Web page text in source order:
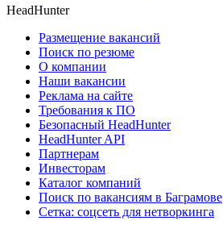
HeadHunter
Размещение вакансий
Поиск по резюме
О компании
Наши вакансии
Реклама на сайте
Требования к ПО
Безопасный HeadHunter
HeadHunter API
Партнерам
Инвесторам
Каталог компаний
Поиск по вакансиям в Баграмове
Сетка: соцсеть для нетворкинга